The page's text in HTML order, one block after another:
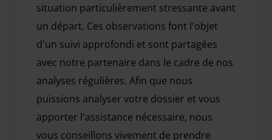
situation particulièrement stressante avant
un départ. Ces observations font l'objet
d'un suivi approfondi et sont partagées
avec notre partenaire dans le cadre de nos
analyses régulières. Afin que nous
puissions analyser votre dossier et vous
apporter l'assistance nécessaire, nous
vous conseillons vivement de prendre